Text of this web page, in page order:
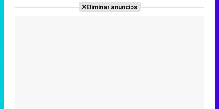
Eliminar anuncios